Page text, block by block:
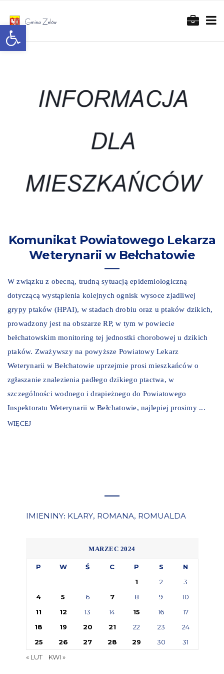
Otwórz pasek narzędzi
Komunikat Powiatowego Lekarza
Weterynarii w Bełchatowie
W związku z obecną, trudną sytuacją epidemiologiczną
dotyczącą wystąpienia kolejnych ognisk wysoce zjadliwej
grypy ptaków (HPAI), w stadach drobiu oraz u ptaków dzikich,
prowadzony jest na obszarze RP, w tym w powiecie
bełchatowskim monitoring tej jednostki chorobowej u dzikich
ptaków. Zważywszy na powyższe Powiatowy Lekarz
Weterynarii w Bełchatowie uprzejmie prosi mieszkańców o
zgłaszanie znalezienia padłego dzikiego ptactwa, w
szczególności wodnego i drapieżnego do Powiatowego
Inspektoratu Weterynarii w Bełchatowie, najlepiej prosimy ...
WIĘCEJ
IMIENINY: KLARY, ROMANA, ROMUALDA
MARZEC 2024
P W Ś C P S
N
1
2
3
4
5 6 7 8 9
10
11
12 13 14 15 16
17
18
19 20 21 22 23
24
25
26 27 28 29 30
31
« LUT
KWI »